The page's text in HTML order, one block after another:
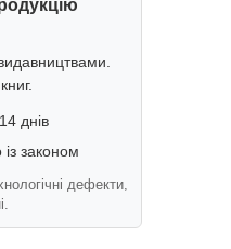
днів
законом
дефекти,